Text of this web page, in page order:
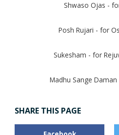
Shwaso Ojas -
Posh Rujari - for
Sukesham - for
Madhu Sange
SHARE THIS PAGE